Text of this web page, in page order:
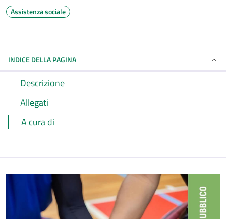
Assistenza sociale
INDICE DELLA PAGINA
Descrizione
Allegati
A cura di